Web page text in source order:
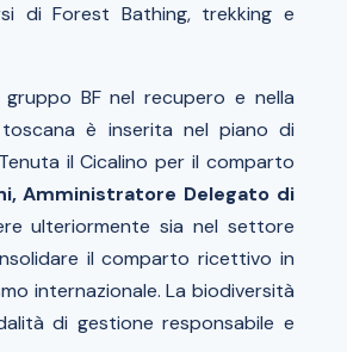
di Forest Bathing, trekking e
BF nel recupero e nella
è inserita nel piano di
il Cicalino per il comparto
Amministratore Delegato di
ulteriormente sia nel settore
il comparto ricettivo in
internazionale. La biodiversità
di gestione responsabile e